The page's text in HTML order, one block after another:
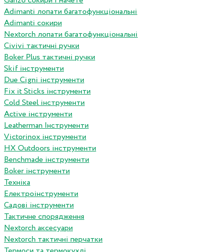
Adimanti лопати багатофункціональні
Adimanti сокири
Nextorch лопати багатофункціональні
Сivivi тактичні ручки
Boker Plus тактичні ручки
Skif інструменти
Due Cigni інструменти
Fix it Sticks інструменти
Сold Steel інструменти
Active інструменти
Leatherman Інструменти
Victorinox інструменти
HX Outdoors інструменти
Benchmade інструменти
Boker інструменти
Техніка
Електроінструменти
Садові інструменти
Тактичне спорядження
Nextorch аксесуари
Nextorch тактичні перчатки